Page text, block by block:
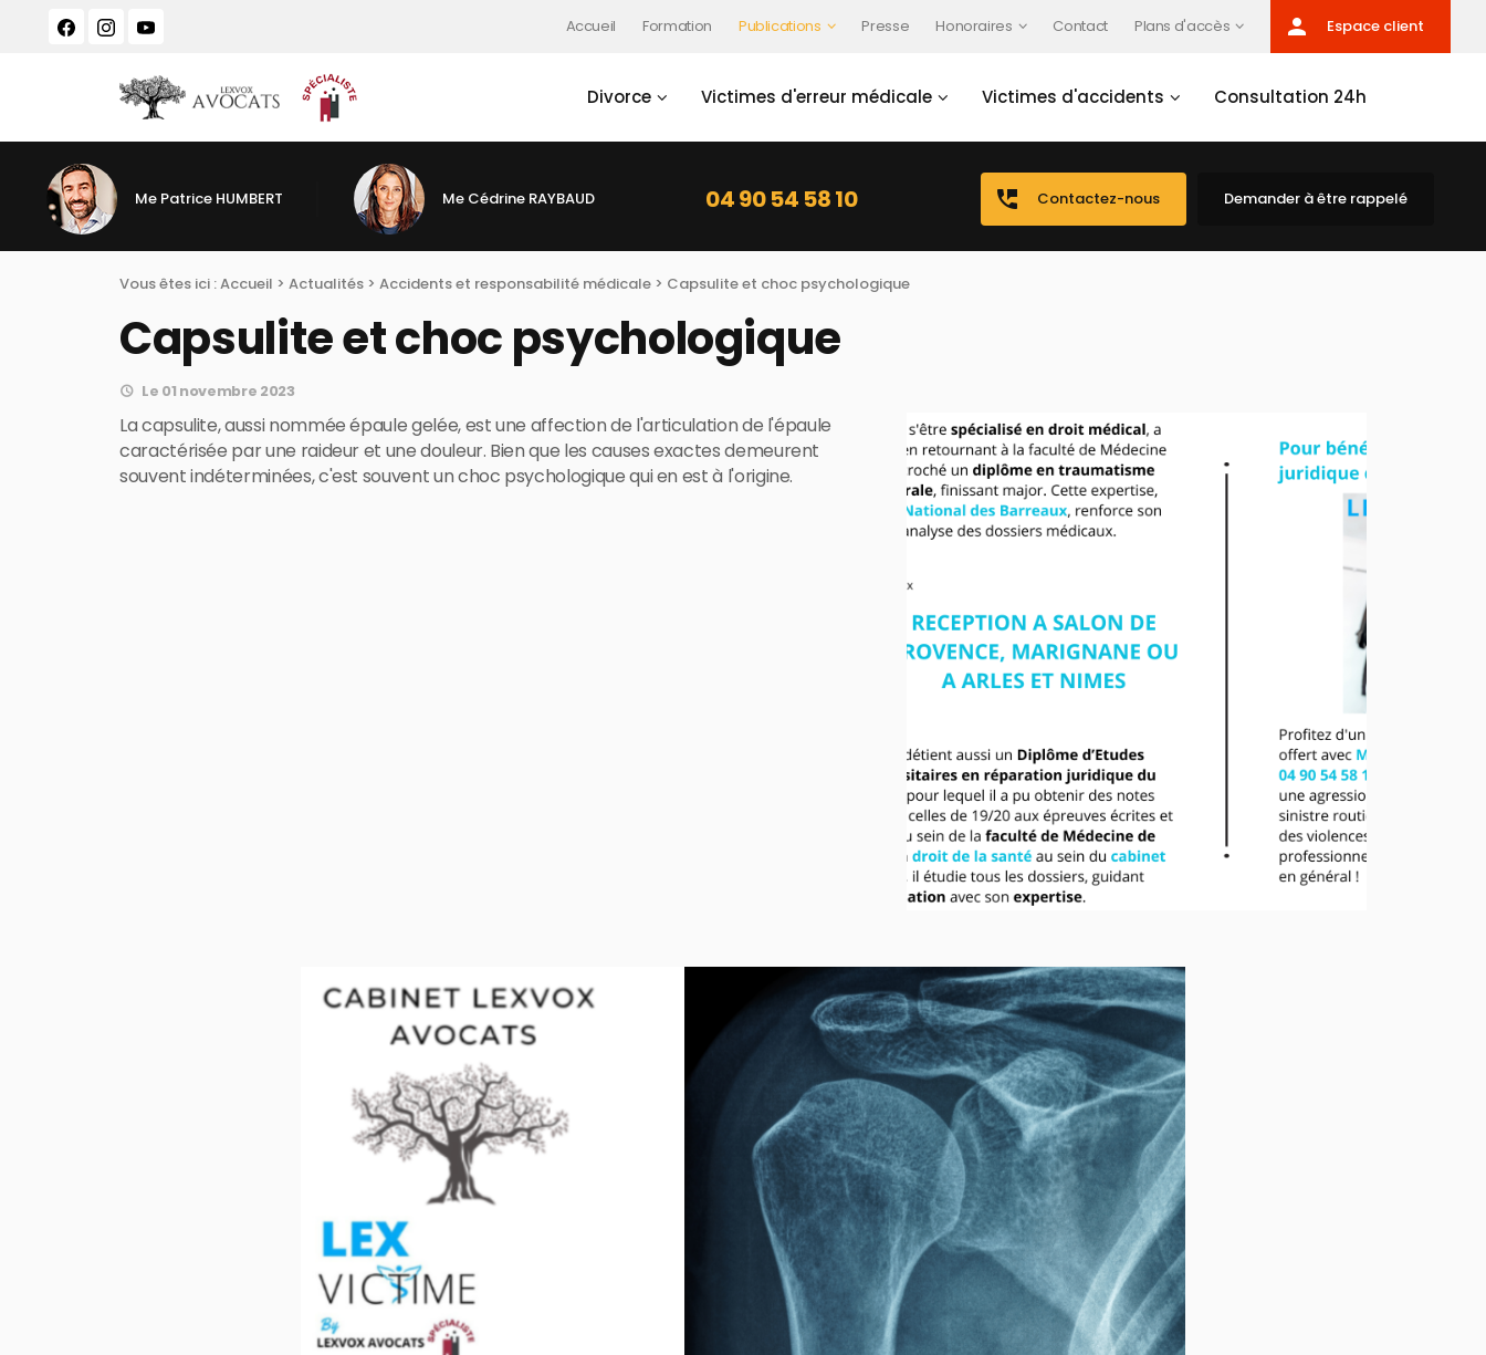
Accueil Formation Publications Presse Honoraires Contact Plans d'accès person Espace client
Divorce Victimes d'erreur médicale Victimes d'accidents Consultation 24h
Me Patrice HUMBERT Me Cédrine RAYBAUD 04 90 54 58 10 perm_phone_msg Contactez-nous Demander à être rappelé
Vous êtes ici :Accueil > Actualités > Accidents et responsabilité médicale > Capsulite et choc psychologique
Capsulite et choc psychologique
Le 01 novembre 2023
La capsulite, aussi nommée épaule gelée, est une affection de l'articulation de l'épaule
caractérisée par une raideur et une douleur. Bien que les causes exactes demeurent
souvent indéterminées, c'est souvent un choc psychologique qui en est à l'origine.